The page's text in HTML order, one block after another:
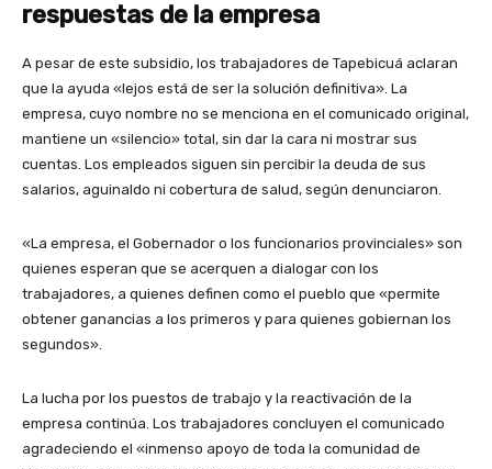
respuestas de la empresa
A pesar de este subsidio, los trabajadores de Tapebicuá aclaran
que la ayuda «lejos está de ser la solución definitiva». La
empresa, cuyo nombre no se menciona en el comunicado original,
mantiene un «silencio» total, sin dar la cara ni mostrar sus
cuentas. Los empleados siguen sin percibir la deuda de sus
salarios, aguinaldo ni cobertura de salud, según denunciaron.
«La empresa, el Gobernador o los funcionarios provinciales» son
quienes esperan que se acerquen a dialogar con los
trabajadores, a quienes definen como el pueblo que «permite
obtener ganancias a los primeros y para quienes gobiernan los
segundos».
La lucha por los puestos de trabajo y la reactivación de la
empresa continúa. Los trabajadores concluyen el comunicado
agradeciendo el «inmenso apoyo de toda la comunidad de